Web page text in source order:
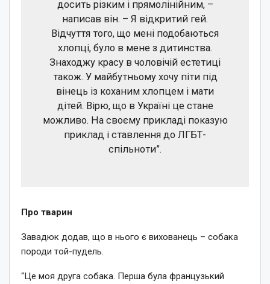
досить різким і прямолінійним, –
написав він. – Я відкритий гей.
Відчуття того, що мені подобаються
хлопці, було в мене з дитинства.
Знаходжу красу в чоловічій естетиці
також. У майбутньому хочу піти під
вінець із коханим хлопцем і мати
дітей. Вірю, що в Україні це стане
можливо. На своєму прикладі показую
приклад і ставлення до ЛГБТ-
спільноти”.
Про тварин
Завадюк додав, що в нього є вихованець – собака
породи той-пудель.
“Це моя друга собака. Перша була французький